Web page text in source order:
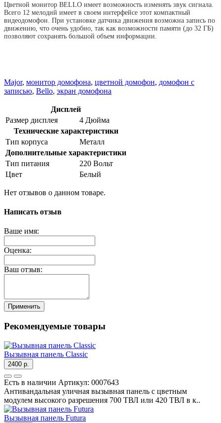
Цветной монитор BELLO имеет возможность изменять звук сигнала.
Всего 12 мелодий имеет в своем интерфейсе этот компактный
видеодомофон. При установке датчика движения возможна запись по
движению, что очень удобно, так как возможности памяти (до 32 ГБ)
позволяют сохранять большой объем информации.
Major, монитор домофона, цветной домофон, домофон с
записью, Bello, экран домофона
Дисплей
Размер дисплея
4 Дюйма
Технические характеристики
Тип корпуса
Металл
Дополнительные характеристики
Тип питания
220 Вольт
Цвет
Белый
Нет отзывов о данном товаре.
Написать отзыв
Ваше имя:
Оценка:
Ваш отзыв:
Применить
Рекомендуемые товары
Вызывная панель Classic
2400 р.
Есть в наличии Артикул: 0007643
Антивандальная уличная вызывная панель с цветным
модулем высокого разрешения 700 ТВЛ или 420 ТВЛ в к..
Вызывная панель Futura